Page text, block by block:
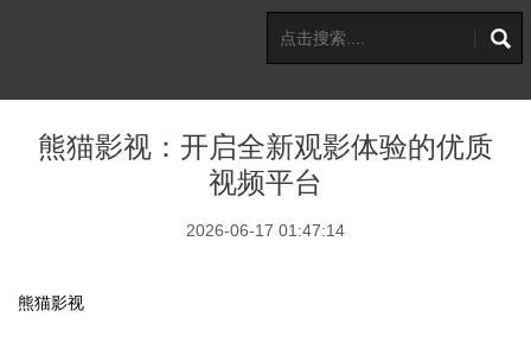
熊猫影视：开启全新观影体验的优质
视频平台
2026-06-17 01:47:14
熊猫影视